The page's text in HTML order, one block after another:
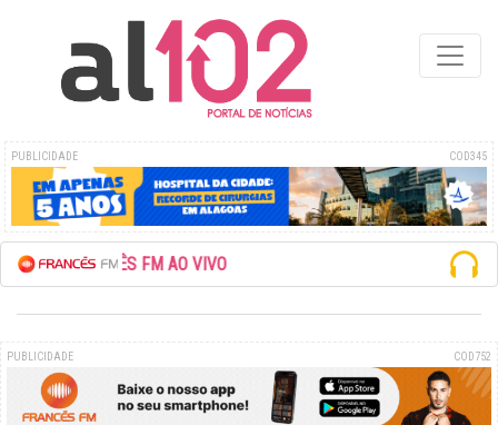
PUBLICIDADE COD345
AO VIVO
PUBLICIDADE COD752